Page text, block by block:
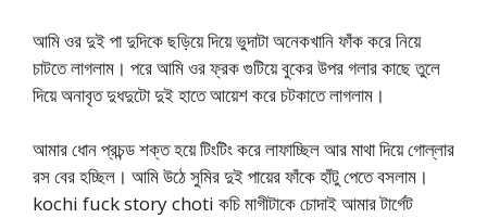
আমি ওর দুই পা দুদিকে ছড়িয়ে দিয়ে ভুদাটা অনেকখানি ফাঁক করে নিয়ে
চাটতে লাগলাম। পরে আমি ওর ফ্রক গুটিয়ে বুকের উপর গলার কাছে তুলে
দিয়ে অনাবৃত দুধদুটো দুই হাতে আয়েশ করে চটকাতে লাগলাম।
আমার ধোন প্রচন্ড শক্ত হয়ে টিংটিং করে লাফাচ্ছিল আর মাথা দিয়ে গোল্লার
রস বের হচ্ছিল। আমি উঠে সুমির দুই পায়ের ফাঁকে হাঁটু পেতে বসলাম।
kochi fuck story choti কচি মাগীটাকে চোদাই আমার টার্গেট